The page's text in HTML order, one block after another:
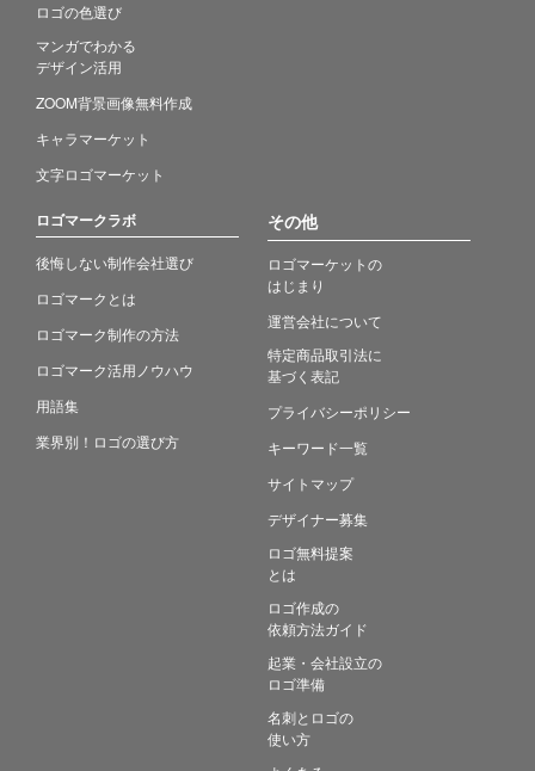
ロゴの色選び
マンガでわかる
デザイン活用
ZOOM背景画像無料作成
キャラマーケット
文字ロゴマーケット
ロゴマークラボ
後悔しない制作会社選び
ロゴマークとは
ロゴマーク制作の方法
ロゴマーク活用ノウハウ
用語集
業界別！ロゴの選び方
その他
ロゴマーケットの
はじまり
運営会社について
特定商品取引法に
基づく表記
プライバシーポリシー
キーワード一覧
サイトマップ
デザイナー募集
ロゴ無料提案
とは
ロゴ作成の
依頼方法ガイド
起業・会社設立の
ロゴ準備
名刺とロゴの
使い方